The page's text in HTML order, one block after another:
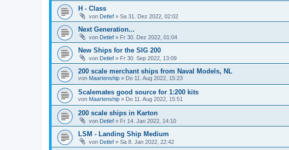
H - Class
von Detlef » Sa 31. Dez 2022, 02:02
Next Generation...
von Detlef » Fr 30. Dez 2022, 01:04
New Ships for the SIG 200
von Detlef » Fr 30. Sep 2022, 13:09
200 scale merchant ships from Naval Models, NL
von Maartenship » Do 11. Aug 2022, 15:23
Scalemates good source for 1:200 kits
von Maartenship » Do 11. Aug 2022, 15:51
200 scale ships in Karton
von Detlef » Fr 14. Jan 2022, 14:10
LSM - Landing Ship Medium
von Detlef » Sa 8. Jan 2022, 22:42